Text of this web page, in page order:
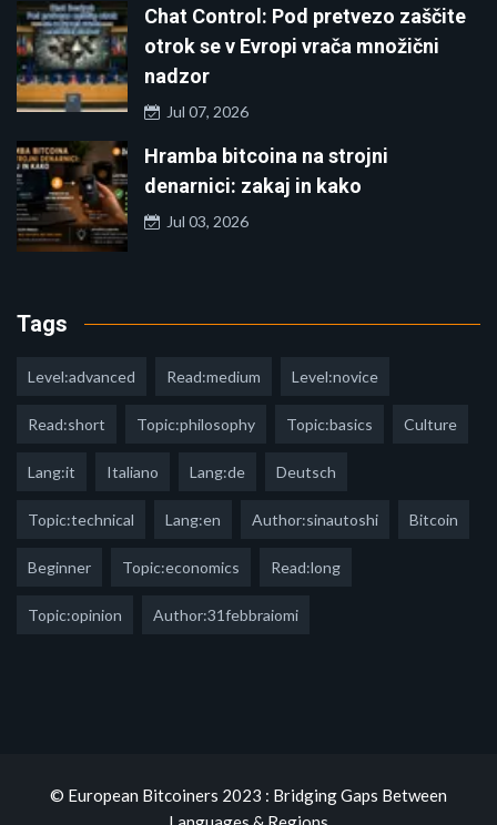
Chat Control: Pod pretvezo zaščite
otrok se v Evropi vrača množični
nadzor
Jul 07, 2026
Hramba bitcoina na strojni
denarnici: zakaj in kako
Jul 03, 2026
Tags
Level:advanced Read:medium Level:novice
Read:short Topic:philosophy Topic:basics Culture
Lang:it Italiano Lang:de Deutsch
Topic:technical Lang:en Author:sinautoshi Bitcoin
Beginner Topic:economics Read:long
Topic:opinion Author:31febbraiomi
© European Bitcoiners 2023 : Bridging Gaps Between